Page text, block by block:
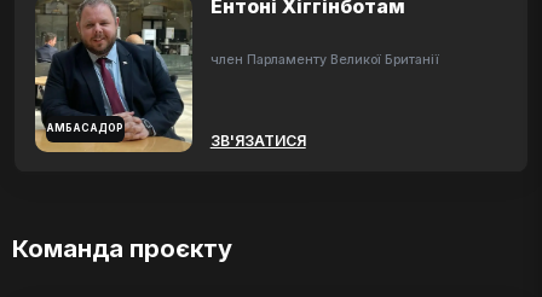
АМБАСАДОР
Ентоні Хіггінботам
член Парламенту Великої Британії
ЗВ'ЯЗАТИСЯ
Команда проєкту